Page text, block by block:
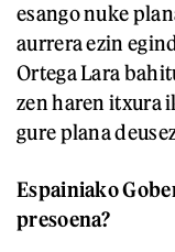
esango nuke
aurrera ezin
Ortega Lara
zen haren itxura
gure plana
Espainiako
presoena?